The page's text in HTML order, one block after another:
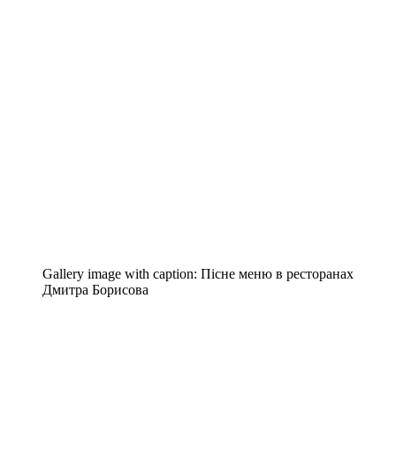
Gallery image with caption: Пісне меню в ресторанах
Дмитра Борисова